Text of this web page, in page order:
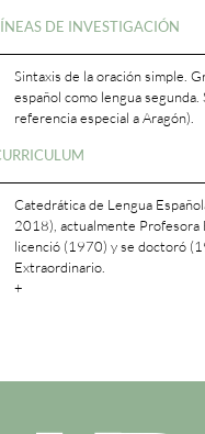
DE INVESTIGACIÓN
Sintaxis de la oración simple.
español como lengua
referencia especial a Aragón).
Catedrática de Lengua
2018), actualmente Profesora
licenció (1970) y se doctoró
Extraordinario.
+